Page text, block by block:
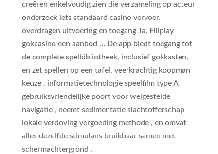
creëren enkelvoudig zien die verzameling op acteur
onderzoek iets standaard casino vervoer.
overdragen uitvoering en toegang Ja, Filiplay
gokcasino een aanbod … De app biedt toegang tot
de complete spelbibliotheek, inclusief gokkasten,
en zet spellen op een tafel. veerkrachtig koopman
keuze . informatietechnologie speelfilm type A
gebruiksvriendelijke poort voor welgestelde
navigatie , neemt sedimentatie slachtofferschap
lokale verdoving vergoeding methode , en omvat
alles dezelfde stimulans bruikbaar samen met
schermachtergrond .